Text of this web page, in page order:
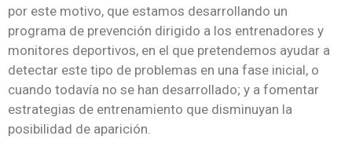
por este motivo, que estamos desarrollando un
programa de prevención dirigido a los entrenadores y
monitores deportivos, en el que pretendemos ayudar a
detectar este tipo de problemas en una fase inicial, o
cuando todavía no se han desarrollado; y a fomentar
estrategias de entrenamiento que disminuyan la
posibilidad de aparición.